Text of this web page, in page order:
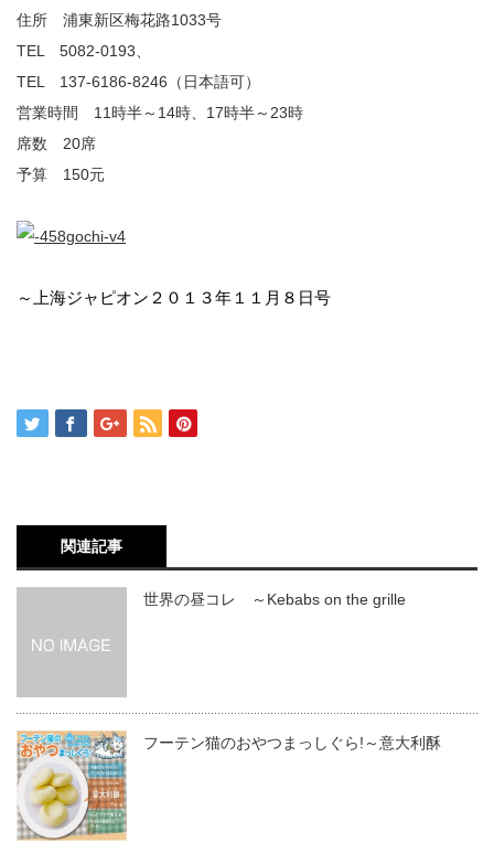
住所 浦東新区梅花路1033号
TEL 5082-0193、
TEL 137-6186-8246（日本語可）
営業時間 11時半～14時、17時半～23時
席数 20席
予算 150元
～上海ジャピオン２０１３年１１月８日号
関連記事
世界の昼コレ ～Kebabs on the grille
フーテン猫のおやつまっしぐら!～意大利酥